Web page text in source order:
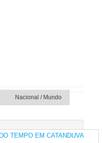
Nacional / Mundo